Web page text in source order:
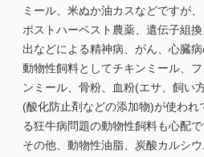
ミール、米ぬか油カスなどですが、
ポストハーベスト農薬、遺伝子組
出などによる精神病、がん、心臓病
動物性飼料としてチキンミール、
ンミール、骨粉、血粉(エサ、飼い
(酸化防止剤などの添加物)が使わ
る狂牛病問題の動物性飼料も心配で
その他、動物性油脂、炭酸カルシ